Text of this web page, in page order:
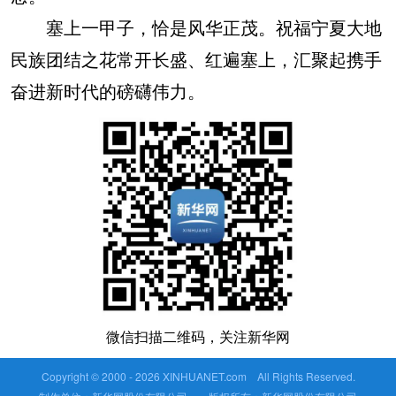
塞上一甲子，恰是风华正茂。祝福宁夏大地
民族团结之花常开长盛、红遍塞上，汇聚起携手
奋进新时代的磅礴伟力。
微信扫描二维码，关注新华网
Copyright © 2000 -2026 XINHUANET.com All Rights Reserved.